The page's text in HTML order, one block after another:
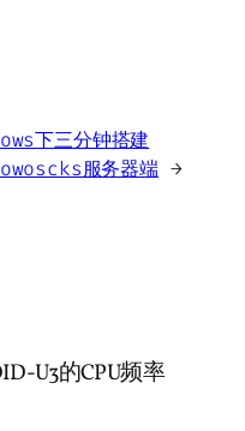
下三分钟搭建
服务器端 →
U3的CPU频率